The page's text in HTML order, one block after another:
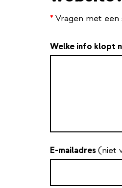
* Vragen met
Welke info klopt
E-mailadres(niet